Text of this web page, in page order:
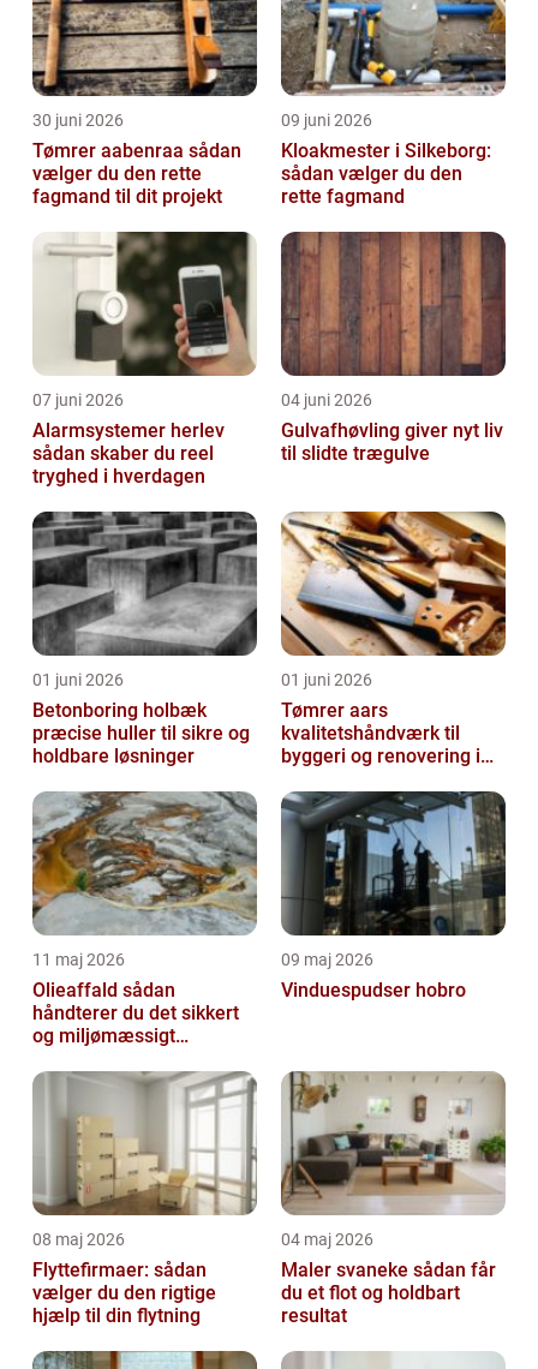
30 juni 2026
Tømrer aabenraa sådan
vælger du den rette
fagmand til dit projekt
09 juni 2026
Kloakmester i Silkeborg:
sådan vælger du den
rette fagmand
07 juni 2026
Alarmsystemer herlev
sådan skaber du reel
tryghed i hverdagen
04 juni 2026
Gulvafhøvling giver nyt liv
til slidte trægulve
01 juni 2026
Betonboring holbæk
præcise huller til sikre og
holdbare løsninger
01 juni 2026
Tømrer aars
kvalitetshåndværk til
byggeri og renovering i
11 maj 2026
Olieaffald sådan
håndterer du det sikkert
og miljømæssigt
09 maj 2026
Vinduespudser hobro
08 maj 2026
Flyttefirmaer: sådan
vælger du den rigtige
hjælp til din flytning
04 maj 2026
Maler svaneke sådan får
du et flot og holdbart
resultat